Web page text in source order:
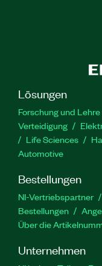
Lösungen
Forschung und Lehre
Verteidigung
Life Sciences
Automotive
Bestellungen
NI-Vertriebspartner
Bestellungen
Über die
Unternehmen